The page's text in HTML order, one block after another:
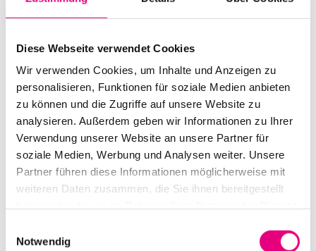
Diese Webseite verwendet Cookies
Wir verwenden Cookies, um Inhalte und Anzeigen zu
personalisieren, Funktionen für soziale Medien anbieten
zu können und die Zugriffe auf unsere Website zu
analysieren. Außerdem geben wir Informationen zu Ihrer
Verwendung unserer Website an unsere Partner für
soziale Medien, Werbung und Analysen weiter. Unsere
Partner führen diese Informationen möglicherweise mit
weiteren Daten zusammen, die Sie ihnen bereitgestellt
Notwendig
SA.